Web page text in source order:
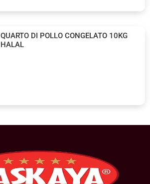
QUARTO DI POLLO CONGELATO 10KG
HALAL